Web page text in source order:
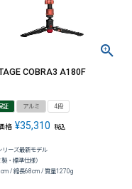
COBRA3 A180F
証 アルミ 4段
格 ¥35,310 税込
リーズ最新モデル
製・標準仕様）
/ 縮長68cm / 質量1270g